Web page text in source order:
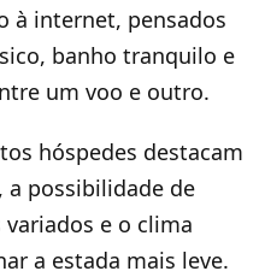
à internet, pensados
banho tranquilo e
um voo e outro.
hóspedes destacam
a possibilidade de
e o clima
a estada mais leve.